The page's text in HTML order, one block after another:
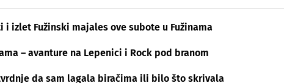
izlet Fužinski majales ove subote u Fužinama
– avanture na Lepenici i Rock pod branom
da sam lagala biračima ili bilo što skrivala